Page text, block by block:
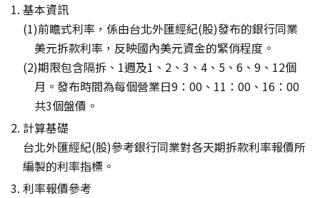
基本資訊
前瞻式利率，係由台北外匯經紀(股)發布的銀行同業
美元拆款利率，反映國內美元資金的緊俏程度。
期限包含隔拆、1週及1、2、3、4、5、6、9、12個
月。發布時間為每個營業日9：00、11：00、16：00
共3個盤價。
計算基礎
台北外匯經紀(股)參考銀行同業對各天期拆款利率報價所
編製的利率指標。
利率報價參考